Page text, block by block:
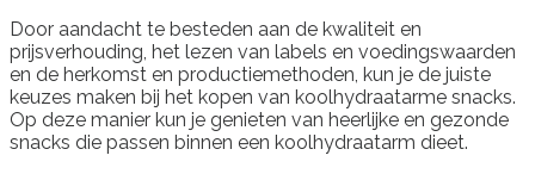
Door aandacht te besteden aan de kwaliteit en
prijsverhouding, het lezen van labels en voedingswaarden
en de herkomst en productiemethoden, kun je de juiste
keuzes maken bij het kopen van koolhydraatarme snacks.
Op deze manier kun je genieten van heerlijke en gezonde
snacks die passen binnen een koolhydraatarm dieet.